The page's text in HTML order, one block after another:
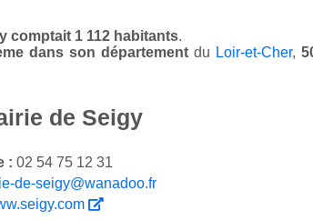
comptait 1 112 habitants.
dans son département du Loir-et-Cher,
de Seigy
: 02 54 75 12 31
de-seigy@wanadoo.fr